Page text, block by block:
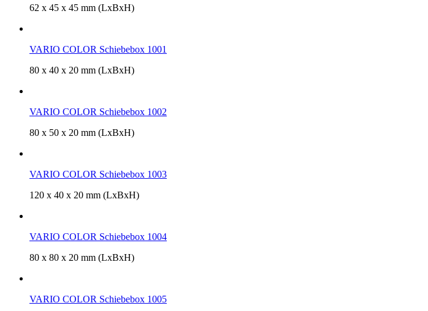
62 x 45 x 45 mm (LxBxH)
VARIO COLOR Schiebebox 1001
80 x 40 x 20 mm (LxBxH)
VARIO COLOR Schiebebox 1002
80 x 50 x 20 mm (LxBxH)
VARIO COLOR Schiebebox 1003
120 x 40 x 20 mm (LxBxH)
VARIO COLOR Schiebebox 1004
80 x 80 x 20 mm (LxBxH)
VARIO COLOR Schiebebox 1005